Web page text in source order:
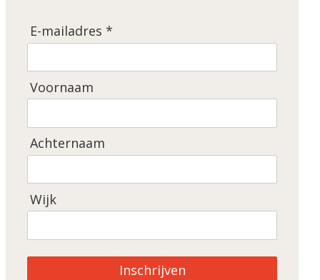
E-mailadres *
Voornaam
Achternaam
Wijk
Inschrijven